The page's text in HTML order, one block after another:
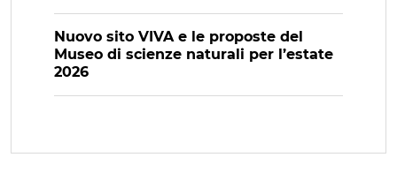
Nuovo sito VIVA e le proposte del
Museo di scienze naturali per l’estate
2026